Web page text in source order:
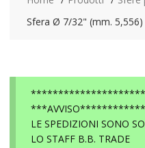
Sfera Ø 7/32" (mm. 5,556)
LE SPEDIZIONI SONO
LO STAFF B.B. TRADE